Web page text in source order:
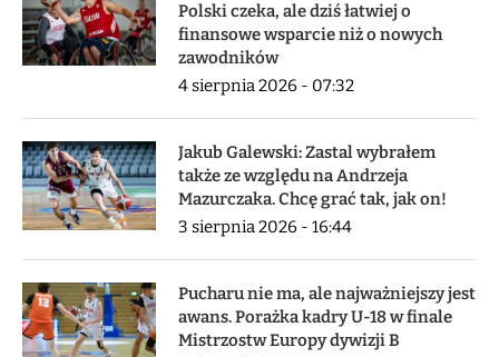
Polski czeka, ale dziś łatwiej o
finansowe wsparcie niż o nowych
zawodników
4 sierpnia 2026 - 07:32
Jakub Galewski: Zastal wybrałem
także ze względu na Andrzeja
Mazurczaka. Chcę grać tak, jak on!
3 sierpnia 2026 - 16:44
Pucharu nie ma, ale najważniejszy jest
awans. Porażka kadry U-18 w finale
Mistrzostw Europy dywizji B